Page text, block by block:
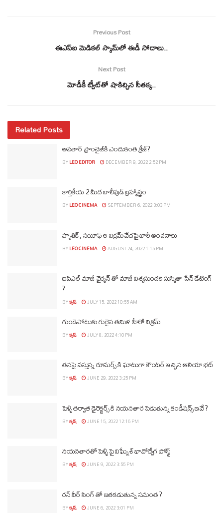
Previous Post
ఈఎస్‌ఐ మెడికల్ స్కామ్‌లో ఈడీ సోదాలు..
Next Post
మోడీకీ ట్వీట్‌తో షాకిచ్చిన సీతక్క..
Related Posts
అవతార్ ఫ్రాంచైజీకి ఎందుకంత క్రేజ్?
BYLEO EDITOR DECEMBER 9, 2022 2:52 PM
కార్తికేయ 2 మీద బాలీవుడ్ బ్రహ్మాస్త్రం
BYLEO CINEMA SEPTEMBER 6, 2022 3:03 PM
హృతిక్, సయీఫ్ ల విక్రమ్ వేదపై భారీ అంచనాలు
BYLEO CINEMA AUGUST 24, 2022 1:15 PM
ఐపిఎల్ మాజీ ఛైర్మన్ తో మాజీ విశ్వసుందరి సుస్మితా సేన్ డేటింగ్
?
BYకృష్ JULY 15, 2022 10:55 AM
గుండెపోటుకు గురైన తమిళ హీరో విక్రమ్
BYకృష్ JULY 8, 2022 4:10 PM
తనపై వస్తున్న రూమర్స్ కి ఘాటుగా కౌంటర్ ఇచ్చిన ఆలియా భట్
BYకృష్ JUNE 29, 2022 3:25 PM
పెళ్ళి తర్వాత డైరెక్టర్స్ కి నయనతార పెడుతున్న కండీషన్స్ ఇవే ?
BYకృష్ JUNE 15, 2022 12:16 PM
నయనతారతో పెళ్ళి పై విఘ్నేశ్ భావోద్వేగ పోస్ట్
BYకృష్ JUNE 9, 2022 3:55 PM
రన్ వీర్ సింగ్ తో జతకడుతున్న సమంత ?
BYకృష్ JUNE 6, 2022 3:01 PM